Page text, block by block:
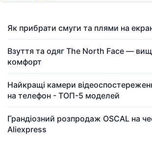
Як прибрати смуги та плями на
Взуття та одяг The North Face —
комфорт
Найкращі камери
на телефон - ТОП-5 моделей
Грандіозний розпродаж OSCAL на
Aliexpress